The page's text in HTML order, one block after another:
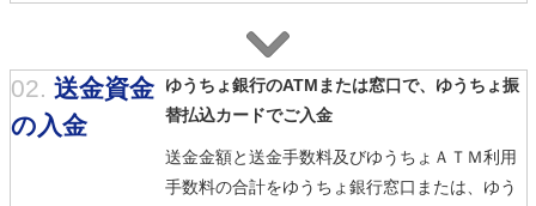
02. 送金資金
の入金
ゆうちょ銀行のATMまたは窓口で、ゆうちょ振
替払込カードでご入金
送金金額と送金手数料及びゆうちょＡＴＭ利用
手数料の合計をゆうちょ銀行窓口または、ゆう